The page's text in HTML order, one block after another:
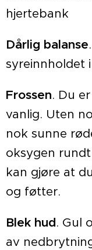
hjertebank
Dårlig balanse
syreinnholdet
Frossen. Du
vanlig. Uten
nok sunne
oksygen
kan gjøre at
og føtter.
Blek hud. Gul
av